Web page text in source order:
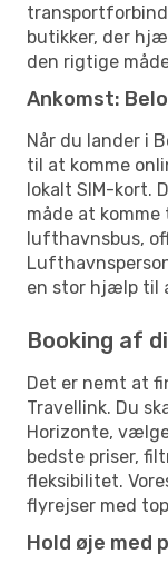
butikker, der
den rigtige
Ankomst:
Når du lander i
til at komme
lokalt SIM-kort.
måde at
lufthavnsbus,
en stor hjælp til
Booking af
Det er nemt at
Travellink. Du
Horizonte,
bedste priser,
fleksibilitet.
flyrejser med
Hold øje med